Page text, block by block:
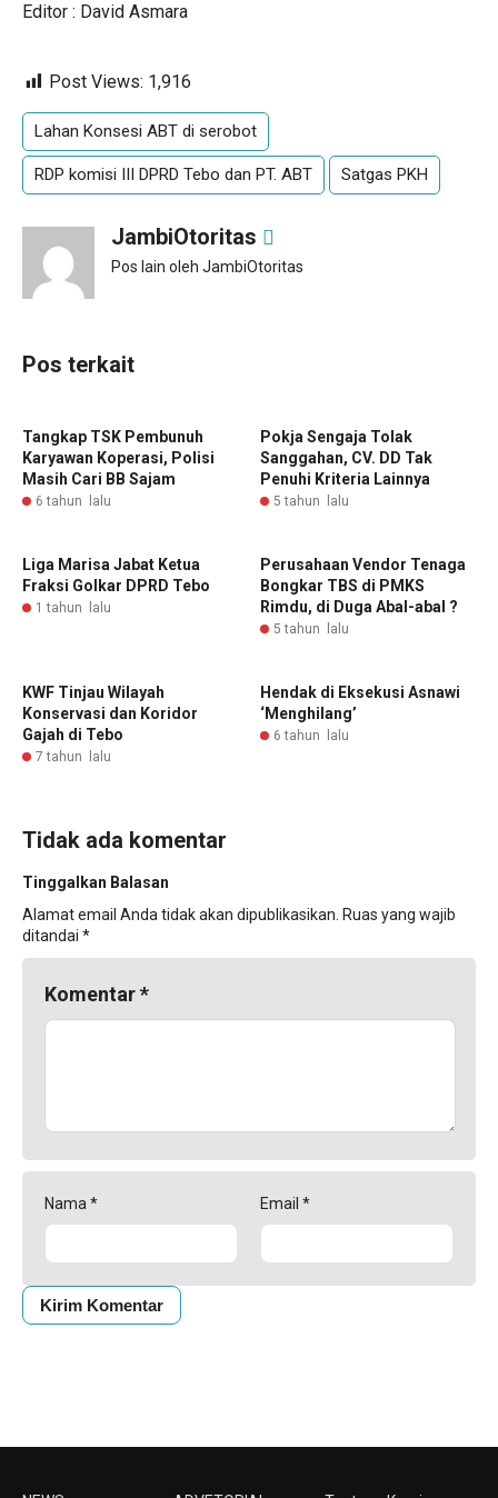
Editor : David Asmara
Post Views: 1,916
Lahan Konsesi ABT di serobot
RDP komisi III DPRD Tebo dan PT. ABT Satgas PKH
JambiOtoritas
Pos lain oleh JambiOtoritas
Pos terkait
Tangkap TSK Pembunuh
Karyawan Koperasi, Polisi
Masih Cari BB Sajam
6 tahun lalu
Pokja Sengaja Tolak
Sanggahan, CV. DD Tak
Penuhi Kriteria Lainnya
5 tahun lalu
Liga Marisa Jabat Ketua
Fraksi Golkar DPRD Tebo
1 tahun lalu
Perusahaan Vendor Tenaga
Bongkar TBS di PMKS
Rimdu, di Duga Abal-abal ?
5 tahun lalu
KWF Tinjau Wilayah
Konservasi dan Koridor
Gajah di Tebo
7 tahun lalu
Hendak di Eksekusi Asnawi
‘Menghilang’
6 tahun lalu
Tidak ada komentar
Tinggalkan Balasan
Alamat email Anda tidak akan dipublikasikan. Ruas yang wajib
ditandai *
Komentar*
Nama * Email *